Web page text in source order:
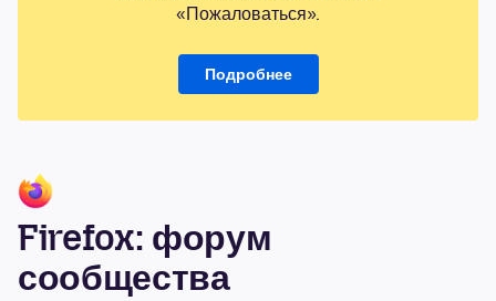
«Пожаловаться».
Подробнее
Firefox: форум
сообщества